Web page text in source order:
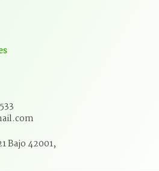
Bajo 42001,